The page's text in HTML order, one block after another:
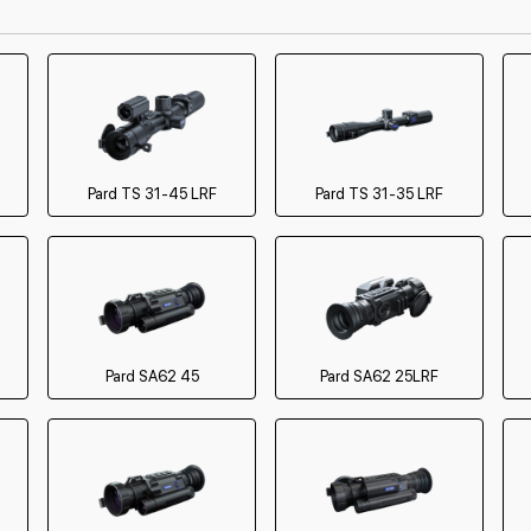
4900 р
1200 р
630 р
500 р
700 р
1300 р
Pard TS 31-45 LRF Pard TS 31-35 LRF
Pard SA62 45 Pard SA62 25LRF